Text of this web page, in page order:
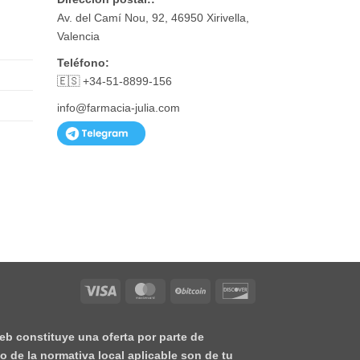
Av. del Camí Nou, 92, 46950 Xirivella,
Valencia
Teléfono:
🇪🇸 +34-51-8899-156
info@farmacia-julia.com
Visa MasterCardBitCoin
constituye una oferta por parte de
de la normativa local aplicable son de tu